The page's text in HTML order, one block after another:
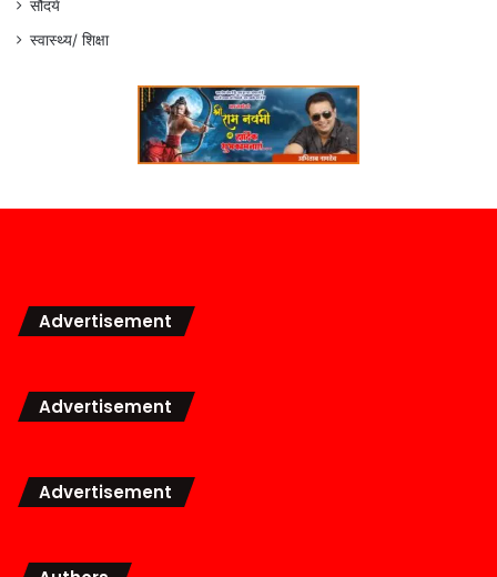
सौंदर्य
स्वास्थ्य/ शिक्षा
Advertisement
Advertisement
Advertisement